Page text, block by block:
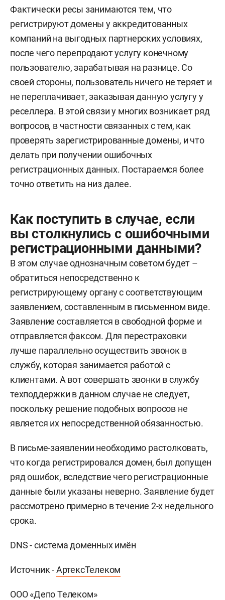
Фактически ресы занимаются тем, что
регистрируют домены у аккредитованных
компаний на выгодных партнерских условиях,
после чего перепродают услугу конечному
пользователю, зарабатывая на разнице. Со
своей стороны, пользователь ничего не теряет и
не переплачивает, заказывая данную услугу у
реселлера. В этой связи у многих возникает ряд
вопросов, в частности связанных с тем, как
проверять зарегистрированные домены, и что
делать при получении ошибочных
регистрационных данных. Постараемся более
точно ответить на низ далее.
Как поступить в случае, если
вы столкнулись с ошибочными
регистрационными данными?
В этом случае однозначным советом будет –
обратиться непосредственно к
регистрирующему органу с соответствующим
заявлением, составленным в письменном виде.
Заявление составляется в свободной форме и
отправляется факсом. Для перестраховки
лучше параллельно осуществить звонок в
службу, которая занимается работой с
клиентами. А вот совершать звонки в службу
техподдержки в данном случае не следует,
поскольку решение подобных вопросов не
является их непосредственной обязанностью.
В письме-заявлении необходимо растолковать,
что когда регистрировался домен, был допущен
ряд ошибок, вследствие чего регистрационные
данные были указаны неверно. Заявление будет
рассмотрено примерно в течение 2-х недельного
срока.
DNS - система доменных имён
Источник -АртексТелеком
ООО «Депо Телеком»